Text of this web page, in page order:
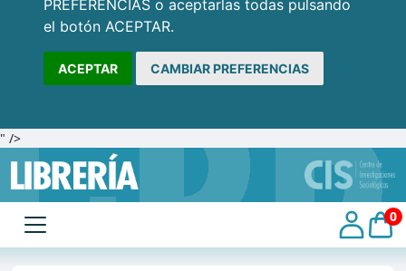
PREFERENCIAS o aceptarlas todas pulsando
el botón ACEPTAR.
ACEPTAR CAMBIAR PREFERENCIAS
" />
0